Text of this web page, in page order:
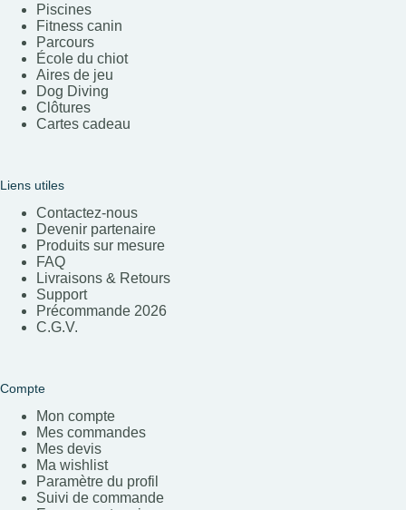
Piscines
Fitness canin
Parcours
École du chiot
Aires de jeu
Dog Diving
Clôtures
Cartes cadeau
Liens utiles
Contactez-nous
Devenir partenaire
Produits sur mesure
FAQ
Livraisons & Retours
Support
Précommande 2026
C.G.V.
Compte
Mon compte
Mes commandes
Mes devis
Ma wishlist
Paramètre du profil
Suivi de commande